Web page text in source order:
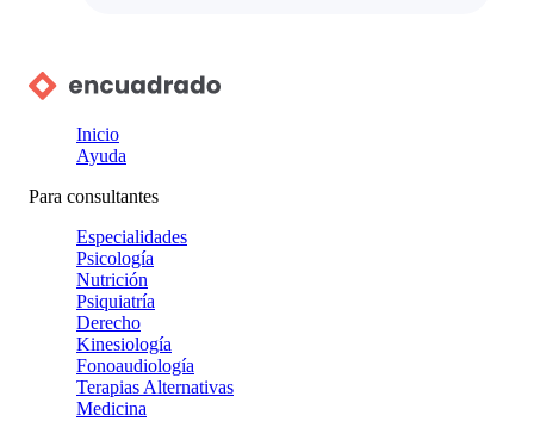
Inicio
Ayuda
Para consultantes
Especialidades
Psicología
Nutrición
Psiquiatría
Derecho
Kinesiología
Fonoaudiología
Terapias Alternativas
Medicina